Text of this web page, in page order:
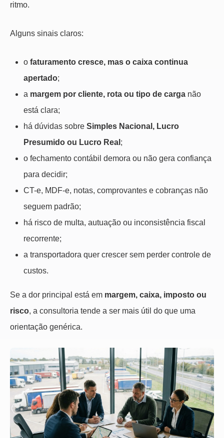
ritmo.
Alguns sinais claros:
ofaturamento cresce, mas o caixa continua
apertado;
a margem por cliente, rota ou tipo de carga não
está clara;
há dúvidas sobreSimples Nacional, Lucro
Presumido ou Lucro Real ;
o fechamento contábil demora ou não gera confiança
para decidir;
CT-e, MDF-e, notas, comprovantes e cobranças não
seguem padrão;
há risco de multa, autuação ou inconsistência fiscal
recorrente;
a transportadora quer crescer sem perder controle de
custos.
Se a dor principal está em margem, caixa, imposto ou
risco, a consultoria tende a ser mais útil do que uma
orientação genérica.